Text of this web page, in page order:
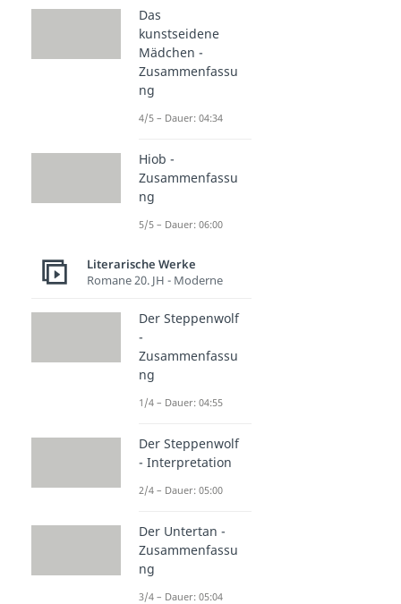
Das
kunstseidene
Mädchen -
Zusammenfassu
ng
4/5 – Dauer: 04:34
Hiob -
Zusammenfassu
ng
5/5 – Dauer: 06:00
Literarische Werke
Romane 20. JH - Moderne
Der Steppenwolf
-
Zusammenfassu
ng
1/4 – Dauer: 04:55
Der Steppenwolf
- Interpretation
2/4 – Dauer: 05:00
Der Untertan -
Zusammenfassu
ng
3/4 – Dauer: 05:04